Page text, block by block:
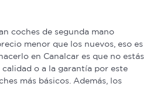
coches de segunda mano
menor que los nuevos, eso es
en Canalcar es que no estás
o a la garantía por este
más básicos. Además, los